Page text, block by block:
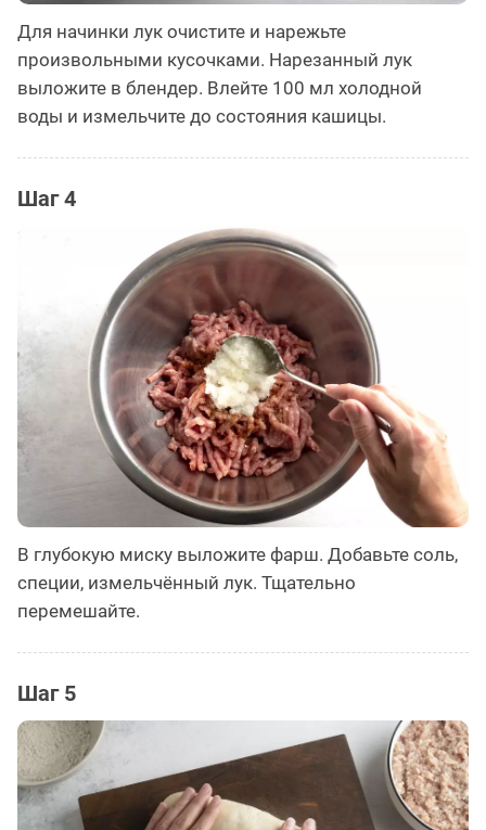
Для начинки лук очистите и нарежьте
произвольными кусочками. Нарезанный лук
выложите в блендер. Влейте 100 мл холодной
воды и измельчите до состояния кашицы.
Шаг 4
В глубокую миску выложите фарш. Добавьте соль,
специи, измельчённый лук. Тщательно
перемешайте.
Шаг 5